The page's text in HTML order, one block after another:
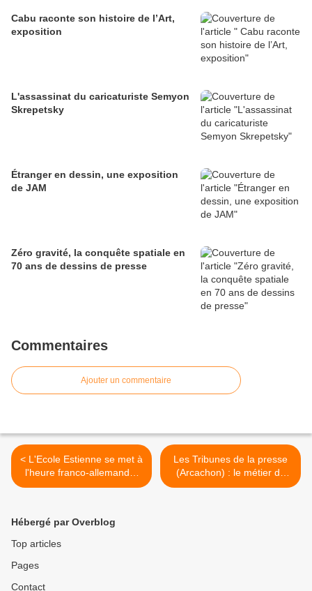
Cabu raconte son histoire de l’Art,
exposition
L'assassinat du caricaturiste Semyon
Skrepetsky
Étranger en dessin, une exposition
de JAM
Zéro gravité, la conquête spatiale en
70 ans de dessins de presse
Commentaires
Ajouter un commentaire
< L'Ecole Estienne se met à
l'heure franco-allemande,
les 8, 10 et 12 octobre 2012
Les Tribunes de la presse
(Arcachon) : le métier de
dessinateur vu par Dilem et
Hébergé par Overblog
Top articles
Pages
Contact